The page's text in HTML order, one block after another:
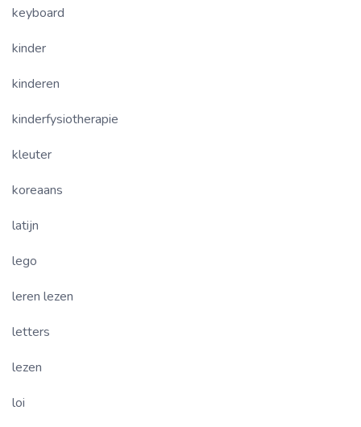
keyboard
kinder
kinderen
kinderfysiotherapie
kleuter
koreaans
latijn
lego
leren lezen
letters
lezen
loi